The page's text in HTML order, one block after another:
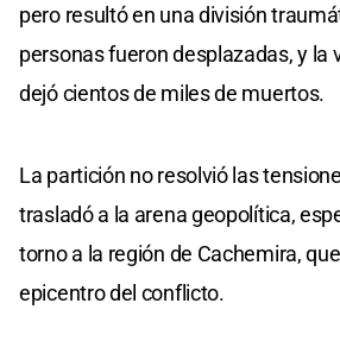
pero resultó en una división
personas fueron desplazadas, y la
dejó cientos de miles de muertos.
La partición no resolvió las
trasladó a la arena geopolítica,
torno a la región de Cachemira,
epicentro del conflicto.